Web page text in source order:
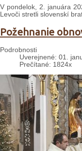
V pondelok, 2. januára
Levoči stretli slovenskí
Požehnanie
Podrobnosti
Uverejnené: 01.
Prečítané: 1824x